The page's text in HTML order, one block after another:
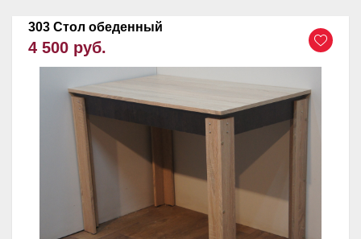
303 Стол обеденный
4 500 руб.